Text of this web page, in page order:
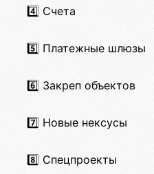
4️⃣ Счета
5️⃣ Платежные шлюзы
6️⃣ Закреп объектов
7️⃣ Новые нексусы
8️⃣ Спецпроекты